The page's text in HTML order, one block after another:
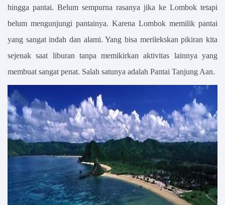
hingga pantai. Belum sempurna rasanya jika ke Lombok tetapi
belum mengunjungi pantainya. Karena Lombok memilik pantai
yang sangat indah dan alami. Yang bisa merilekskan pikiran kita
sejenak saat liburan tanpa memikirkan aktivitas lainnya yang
membuat sangat penat. Salah satunya adalah Pantai Tanjung Aan.